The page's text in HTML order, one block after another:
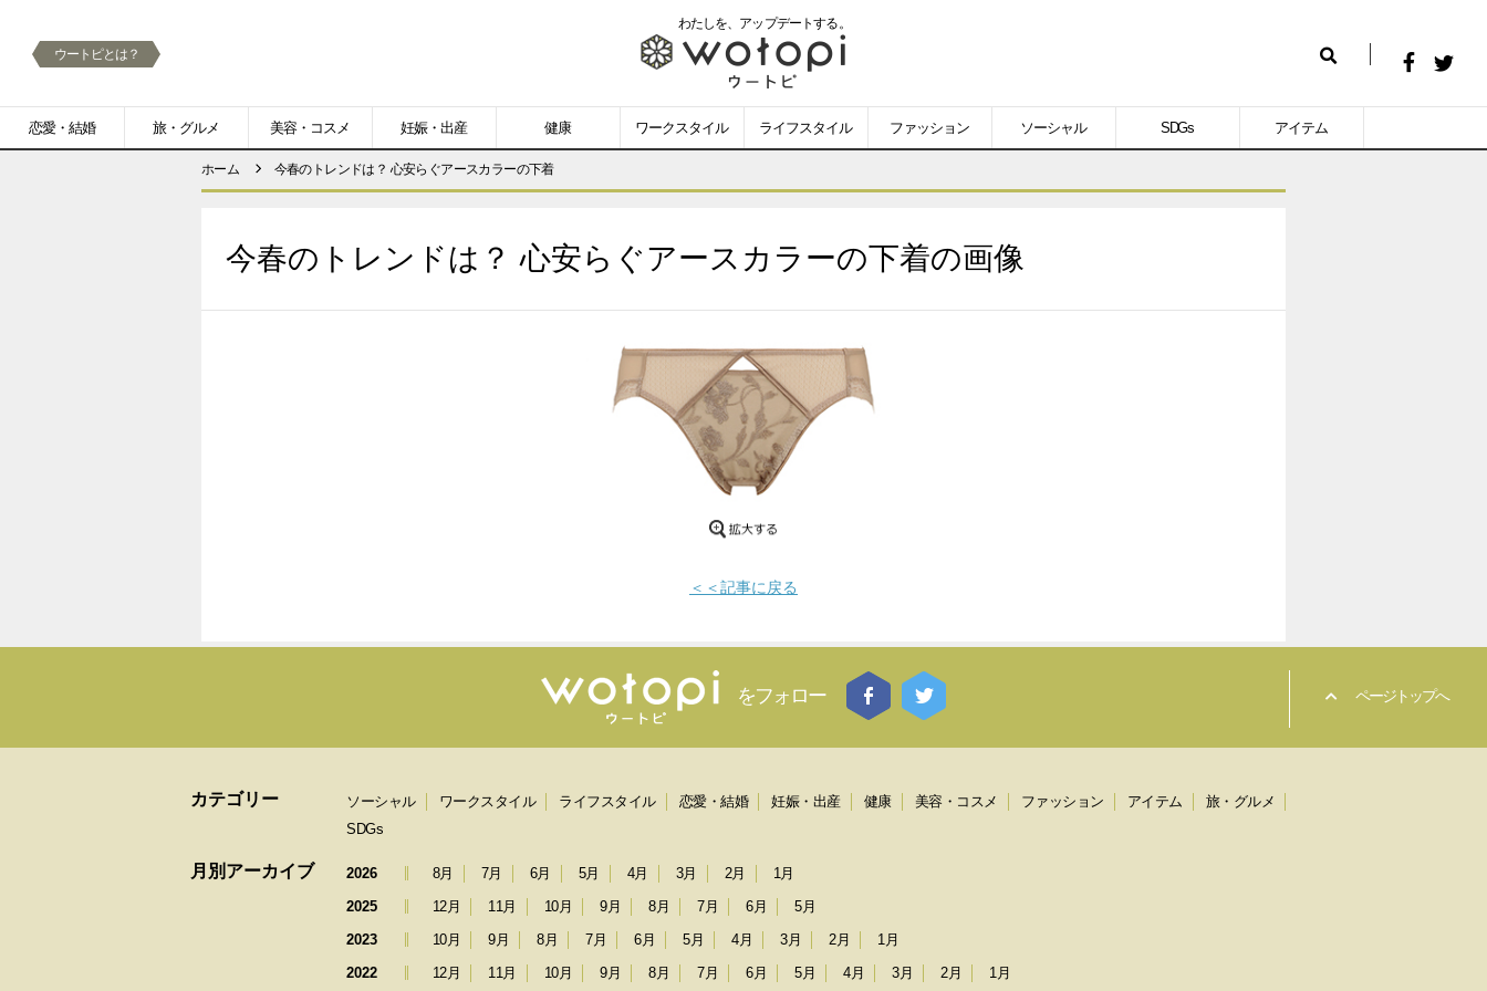
わたしを、 アップデートする。
wotopi
-
ト
恋愛・結婚 旅・グルメ 美容・コスメ 妊娠・出産 健康 ワークスタイル ライフスタイル ファッション ソーシャル SDGs アイテム
索
ウートピとは？ Facebook
ホーム 今春のトレンドは？ 心安らぐアースカラーの下着
今春のトレンドは？ 心安らぐアースカラーの下着の画像
＜＜記事に戻る
をフォロー ページトップへ
カテゴリー ソーシャル ワークスタイル ライフスタイル 恋愛・結婚 妊娠・出産 健康 美容・コスメ ファッション アイテム
旅・グルメ
SDGs
月別アーカイブ 2026 8月 7月 6月 5月 4月 3月 2月
1月
2025
12月 11月 10月 9月 8月 7月 6月
5月
2023
10月 9月 8月 7月 6月 5月 4月 3月 2月
1月
2022
12月 11月 10月 9月 8月 7月 6月 5月 4月 3月 2月 1月